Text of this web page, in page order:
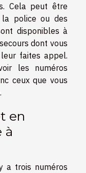
Cela peut être
la police ou des
disponibles à
dont vous
faites appel.
les numéros
ceux que vous
en
à
a trois numéros